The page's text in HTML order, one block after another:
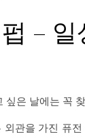
– 일
은 날에는 꼭
관을 가진 퓨